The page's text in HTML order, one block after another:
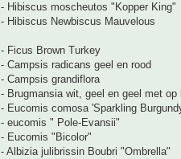
- Hibiscus moscheutos "Kopper King"
- Hibiscus Newbiscus Mauvelous
- Ficus Brown Turkey
- Campsis radicans geel en rood
- Campsis grandiflora
- Brugmansia wit, geel en geel met op
- Eucomis comosa 'Sparkling
- eucomis " Pole-Evansii"
- Eucomis "Bicolor"
- Albizia julibrissin Boubri "Ombrella"